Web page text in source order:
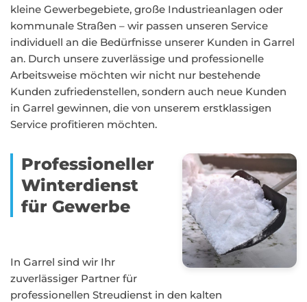
kleine Gewerbegebiete, große Industrieanlagen oder
kommunale Straßen – wir passen unseren Service
individuell an die Bedürfnisse unserer Kunden in Garrel
an. Durch unsere zuverlässige und professionelle
Arbeitsweise möchten wir nicht nur bestehende
Kunden zufriedenstellen, sondern auch neue Kunden
in Garrel gewinnen, die von unserem erstklassigen
Service profitieren möchten.
Professioneller
Winterdienst
für Gewerbe
In Garrel sind wir Ihr
zuverlässiger Partner für
professionellen Streudienst in den kalten